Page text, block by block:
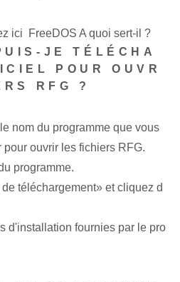
ici FreeDOS A quoi sert-il ?
JE TÉLÉCHA
POUR OUVR
‌RFG ?
nom du programme que vous
ouvrir les fichiers RFG.
programme.
téléchargement» et cliquez d
d'installation fournies par le pro